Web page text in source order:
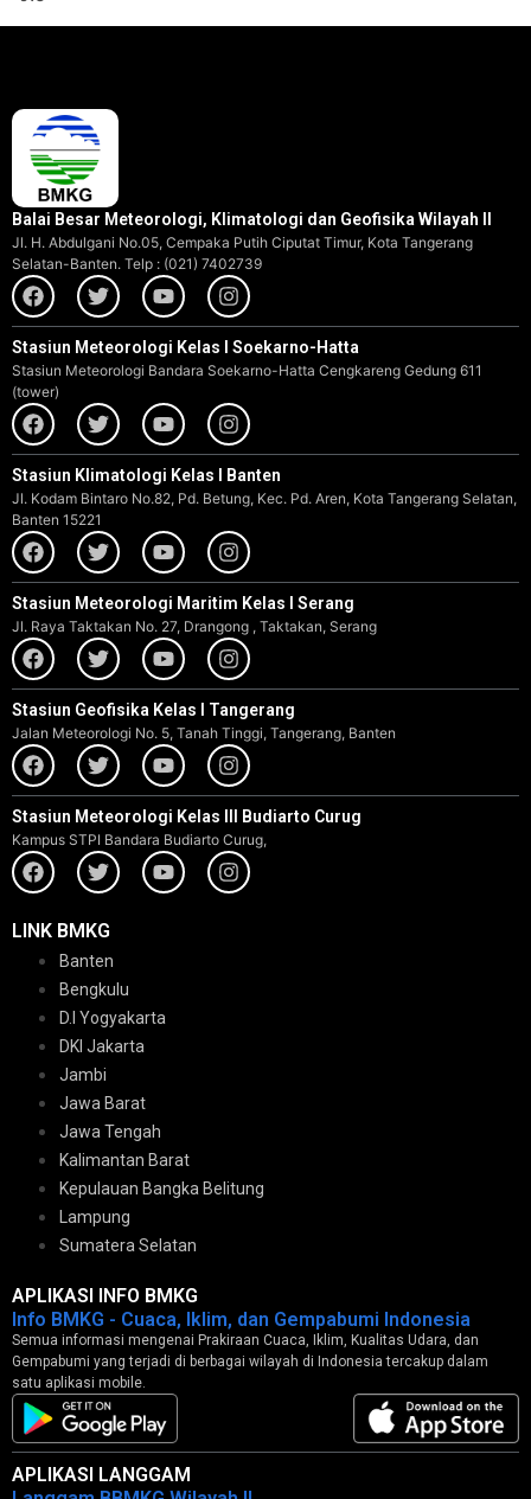
Balai Besar Meteorologi, Klimatologi dan Geofisika Wilayah II
Jl. H. Abdulgani No.05, Cempaka Putih Ciputat Timur, Kota Tangerang
Selatan-Banten. Telp : (021) 7402739
Stasiun Meteorologi Kelas I Soekarno-Hatta
Stasiun Meteorologi Bandara Soekarno-Hatta Cengkareng Gedung 611
(tower)
Stasiun Klimatologi Kelas I Banten
Jl. Kodam Bintaro No.82, Pd. Betung, Kec. Pd. Aren, Kota Tangerang Selatan,
Banten 15221
Stasiun Meteorologi Maritim Kelas I Serang
Jl. Raya Taktakan No. 27, Drangong , Taktakan, Serang
Stasiun Geofisika Kelas I Tangerang
Jalan Meteorologi No. 5, Tanah Tinggi, Tangerang, Banten
Stasiun Meteorologi Kelas III Budiarto Curug
Kampus STPI Bandara Budiarto Curug,
LINK BMKG
Banten
Bengkulu
D.I Yogyakarta
DKI Jakarta
Jambi
Jawa Barat
Jawa Tengah
Kalimantan Barat
Kepulauan Bangka Belitung
Lampung
Sumatera Selatan
APLIKASI INFO BMKG
Info BMKG - Cuaca, Iklim, dan Gempabumi Indonesia
Semua informasi mengenai Prakiraan Cuaca, Iklim, Kualitas Udara, dan
Gempabumi yang terjadi di berbagai wilayah di Indonesia tercakup dalam
satu aplikasi mobile.
APLIKASI LANGGAM